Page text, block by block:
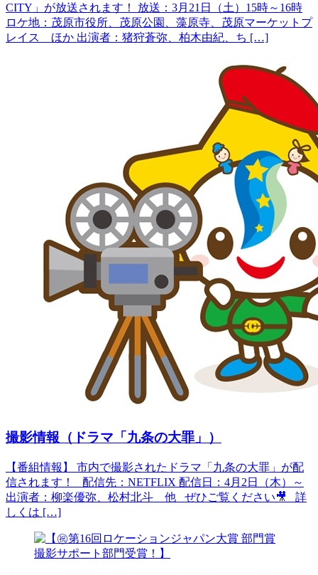
CITY」が放送されます！ 放送：3月21日（土）15時～16時
ロケ地：茂原市役所、茂原公園、藻原寺、茂原マーケットプ
レイス ほか 出演者：猪狩蒼弥、柏木由紀、ち […]
撮影情報（ドラマ「九条の大罪」）
【番組情報】 市内で撮影されたドラマ「九条の大罪」が配
信されます！ 配信先：NETFLIX 配信日：4月2日（木）～
出演者：柳楽優弥、松村北斗 他 ぜひご覧ください🎥 詳
しくは […]